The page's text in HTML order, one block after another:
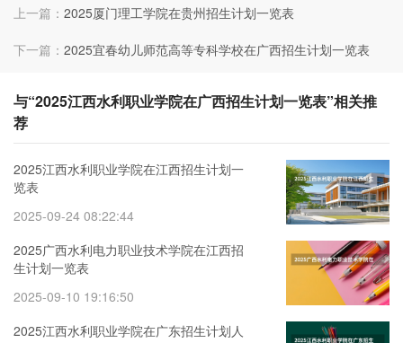
上一篇： 2025厦门理工学院在贵州招生计划一览表
下一篇： 2025宜春幼儿师范高等专科学校在广西招生计划一览表
与“2025江西水利职业学院在广西招生计划一览表”相关推
荐
2025江西水利职业学院在江西招生计划一
览表
2025-09-24 08:22:44
2025广西水利电力职业技术学院在江西招
生计划一览表
2025-09-10 19:16:50
2025江西水利职业学院在广东招生计划人